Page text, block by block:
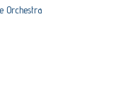
Orchestra